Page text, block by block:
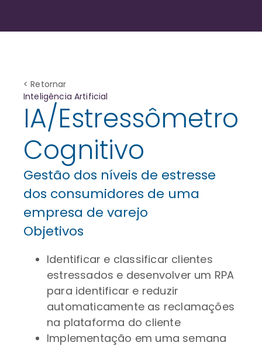
< Retornar
Inteligência Artificial
IA/Estressômetro
Cognitivo
Gestão dos níveis de estresse
dos consumidores de uma
empresa de varejo
Objetivos
Identificar e classificar clientes
estressados e desenvolver um RPA
para identificar e reduzir
automaticamente as reclamações
na plataforma do cliente
Implementação em uma semana